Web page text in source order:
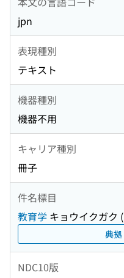
jpn
表現種別
テキスト
機器種別
機器不用
キャリア種別
冊子
件名標目
教育学 キョウイクガク (
典拠
NDC10版